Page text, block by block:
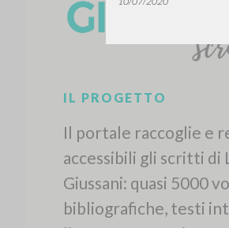
IL PROGETTO
Il portale raccoglie e